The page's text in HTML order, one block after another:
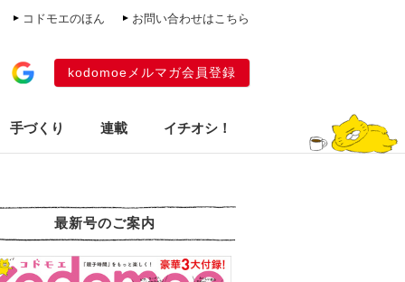
コドモエのほん お問い合わせはこちら
kodomoeメルマガ会員登録
手づくり 連載 イチオシ！
最新号のご案内